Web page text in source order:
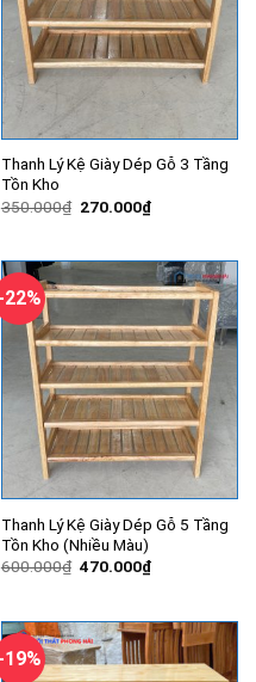
Thanh Lý Kệ Giày Dép Gỗ 3 Tầng
Tồn Kho
350.000₫ Giá
270.000₫Giá
hiện
270.000₫.
-22%
Thanh Lý Kệ Giày Dép Gỗ 5 Tầng
Tồn Kho (Nhiều Màu)
600.000₫ Giá
470.000₫Giá
hiện
470.000₫.
-19%